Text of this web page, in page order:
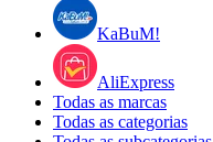
KaBuM!
AliExpress
Todas as marcas
Todas as categorias